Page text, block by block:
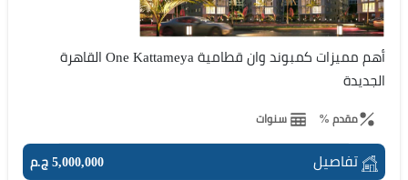
أهم مميزات كمبوند وان قطامية One Kattameya القاهرة
الجديدة
مقدم % سنوات
تفاصيل 5,000,000 ج.م